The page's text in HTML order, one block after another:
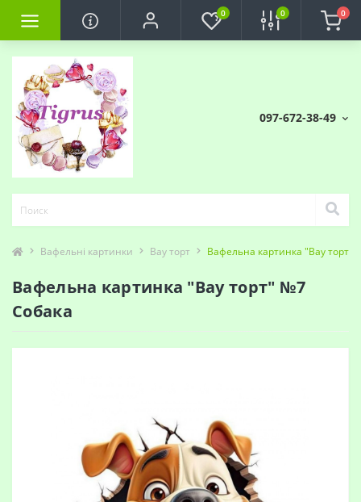
0 0 0
097-672-38-49
Вафельні картинки Вау торт Вафельна картинка "Вау торт"
Вафельна картинка "Вау торт" №7
Собака